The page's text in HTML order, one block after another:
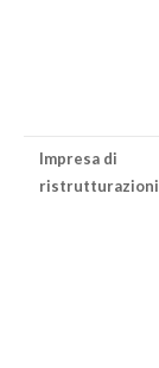
Impresa di
ristrutturazioni